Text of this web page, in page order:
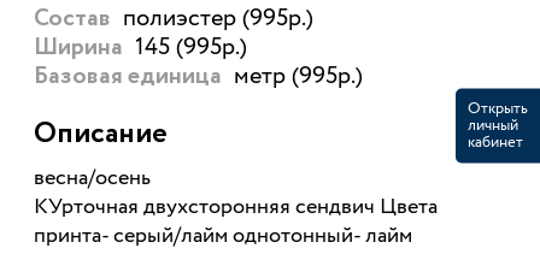
Состав полиэстер (995р.)
Ширина 145 (995р.)
Базовая единица метр (995р.)
Описание
весна/осень
КУрточная двухсторонняя сендвич Цвета
принта- серый/лайм однотонный- лайм
Открыть
личный
кабинет